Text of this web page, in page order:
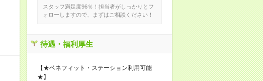
スタッフ満足度96％！担当者がしっかりとフ
ォローしますので、まずはご相談ください！
待遇・福利厚生
【★ベネフィット・ステーション利用可能
★】